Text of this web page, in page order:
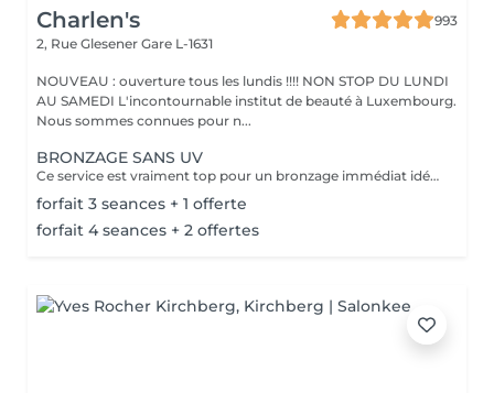
Charlen's
993
2, Rue Glesener Gare L-1631
NOUVEAU : ouverture tous les lundis !!!! NON STOP DU LUNDI
AU SAMEDI L'incontournable institut de beauté à Luxembourg.
Nous sommes connues pour n...
BRONZAGE SANS UV
Ce service est vraiment top pour un bronzage immédiat idéal avant vos vacances ou avant une soirée ;) Nous vous conseillons de faire un gommage la veille du soin et de porter des vêtements amples noirs. Selon votre peau, cela tient environ 1 semaine à 10 Jours! AVANT Exfolier votre peau en profondeur, puis hydrater généreusement 24h avant d'appliquer votre autobronzant, en insistant bien sur les coudes, genoux, chevilles et les zones sensibles. Épiler ou raser dans les 48h avant application afin que les pores de la peau soient fermés. Des points noirs pourraient apparaître si votre peau n'est pas nette lors de l'application. Ne pas appliquer de crème hydratante, parfum, déodorant ou maquillage le jour même de l'application cela pourrait obstruer les pores de la peau et faire apparaître des points noirs. APRÈS Porter des vêtement amples de couleur foncée les vêtements près du corps ou sous-vêtements pourraient faire des marques, porter des chaussures larges. Hydrater quotidiennement votre peau les jours suivant l'application ou utiliser un autobronzant progressif pour entretenir votre bronzage et le faire durer plus longtemps. Après 5 jours, exfolier quotidiennement votre peau à l'aide d'un exfoliant doux afin d'aider votre peau à absorber plus facilement votre crème hydratante, et garder un joli bronzage. Cela permet aussi au bronzage de s'estomper progressivement et uniformément.
forfait 3 seances + 1 offerte
forfait 4 seances + 2 offertes